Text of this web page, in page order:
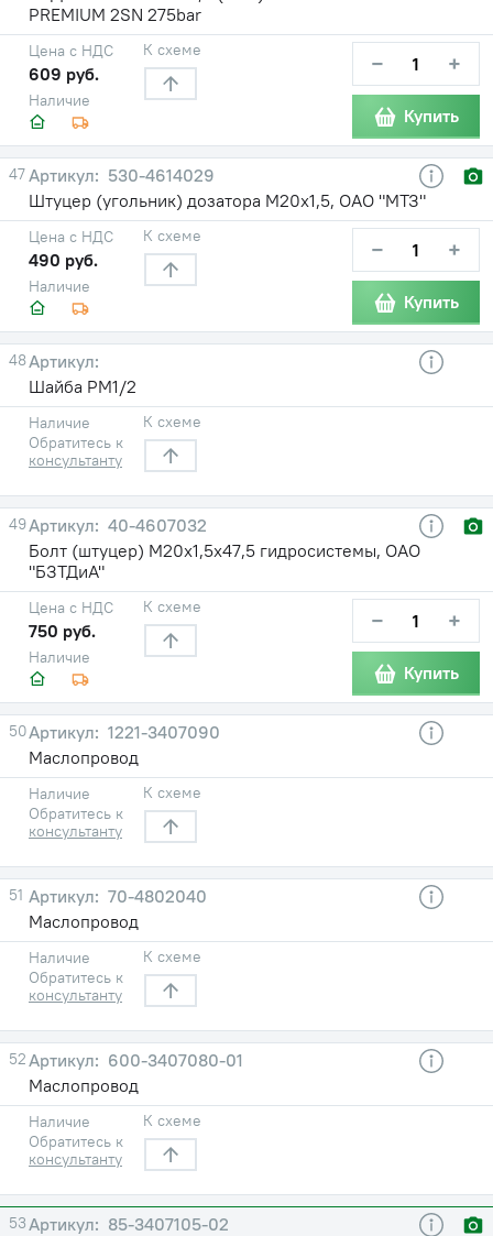
PREMIUM 2SN 275bar
Наличие
Цена с НДС
609 руб.
К схеме − +
Купить
47
530-4614029
Штуцер (угольник) дозатора М20х1,5, ОАО "МТЗ"
Наличие
Цена с НДС
490 руб.
К схеме − +
Купить
48
Шайба РМ1/2
Наличие
Обратитесь к
консультанту
К схеме
49
40-4607032
Болт (штуцер) М20х1,5х47,5 гидросистемы, ОАО
"БЗТДиА"
Наличие
Цена с НДС
750 руб.
К схеме − +
Купить
50
1221-3407090
Маслопровод
Наличие
Обратитесь к
консультанту
К схеме
51
70-4802040
Маслопровод
Наличие
Обратитесь к
консультанту
К схеме
52
600-3407080-01
Маслопровод
Наличие
Обратитесь к
консультанту
К схеме
53
85-3407105-02